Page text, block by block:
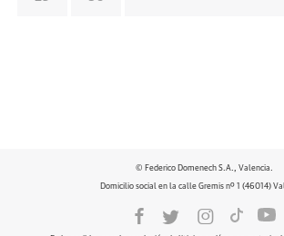
© Federico Domenech S.A., Valencia.
Domicilio social en la calle Gremis nº 1 (46014)